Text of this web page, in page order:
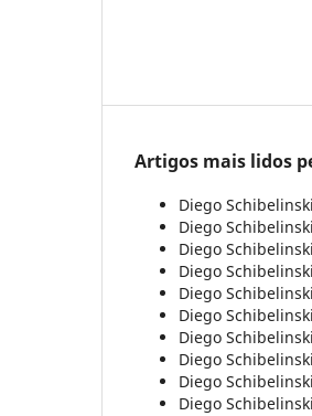
Artigos mais lidos
Diego
Diego
Diego
Diego
Diego
Diego
Diego
Diego
Diego
Diego